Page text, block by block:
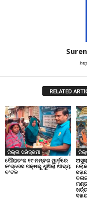
RELATED
ଜିଲ୍ଲା ପରିକ୍ରମା
ପୌରାଚଂଳ ୧୯ ନମ୍ବର ୱାର୍ଡ଼ରେ
କଂଗ୍ରେସ ପକ୍ଷରୁ ଶୁଖିଲା ଖାଦ୍ୟ
ବଂଟନ